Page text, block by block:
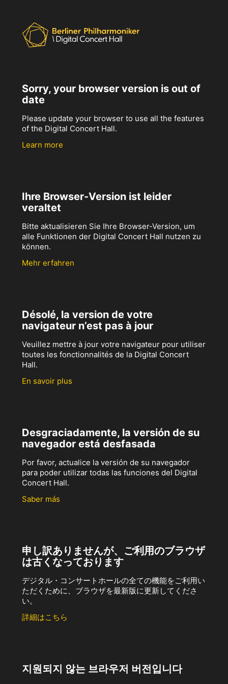
Sorry, your browser version is out of
date
Please update your browser to use all the features
of the Digital Concert Hall.
Learn more
Ihre Browser-Version ist leider
veraltet
Bitte aktualisieren Sie Ihre Browser-Version, um
alle Funktionen der Digital Concert Hall nutzen zu
können.
Mehr erfahren
Désolé, la version de votre
navigateur n’est pas à jour
Veuillez mettre à jour votre navigateur pour utiliser
toutes les fonctionnalités de la Digital Concert
Hall.
En savoir plus
Desgraciadamente, la versión de su
navegador está desfasada
Por favor, actualice la versión de su navegador
para poder utilizar todas las funciones del Digital
Concert Hall.
Saber más
申し訳ありませんが、ご利用のブラウザ
は古くなっております
デジタル・コンサートホールの全ての機能をご利用い
ただくために、ブラウザを最新版に更新してくださ
い。
詳細はこちら
지원되지 않는 브라우저 버전입니다